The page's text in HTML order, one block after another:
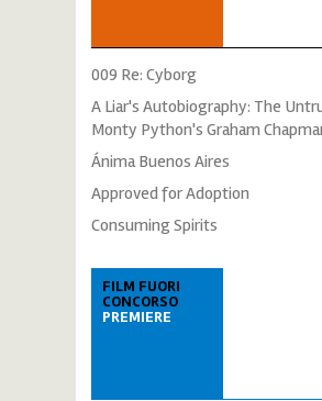
009 Re: Cyborg
A Liar's Autobiography: The
Monty Python's Graham
Ánima Buenos Aires
Approved for Adoption
Consuming Spirits
FILM FUORI
CONCORSO
PREMIERE